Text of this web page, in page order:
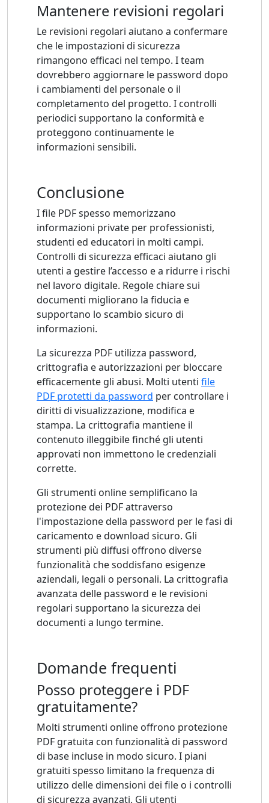
Mantenere revisioni regolari
Le revisioni regolari aiutano a confermare
che le impostazioni di sicurezza
rimangono efficaci nel tempo. I team
dovrebbero aggiornare le password dopo
i cambiamenti del personale o il
completamento del progetto. I controlli
periodici supportano la conformità e
proteggono continuamente le
informazioni sensibili.
Conclusione
I file PDF spesso memorizzano
informazioni private per professionisti,
studenti ed educatori in molti campi.
Controlli di sicurezza efficaci aiutano gli
utenti a gestire l’accesso e a ridurre i rischi
nel lavoro digitale. Regole chiare sui
documenti migliorano la fiducia e
supportano lo scambio sicuro di
informazioni.
La sicurezza PDF utilizza password,
crittografia e autorizzazioni per bloccare
efficacemente gli abusi. Molti utenti file
PDF protetti da password per controllare i
diritti di visualizzazione, modifica e
stampa. La crittografia mantiene il
contenuto illeggibile finché gli utenti
approvati non immettono le credenziali
corrette.
Gli strumenti online semplificano la
protezione dei PDF attraverso
l'impostazione della password per le fasi di
caricamento e download sicuro. Gli
strumenti più diffusi offrono diverse
funzionalità che soddisfano esigenze
aziendali, legali o personali. La crittografia
avanzata delle password e le revisioni
regolari supportano la sicurezza dei
documenti a lungo termine.
Domande frequenti
Posso proteggere i PDF
gratuitamente?
Molti strumenti online offrono protezione
PDF gratuita con funzionalità di password
di base incluse in modo sicuro. I piani
gratuiti spesso limitano la frequenza di
utilizzo delle dimensioni dei file o i controlli
di sicurezza avanzati. Gli utenti